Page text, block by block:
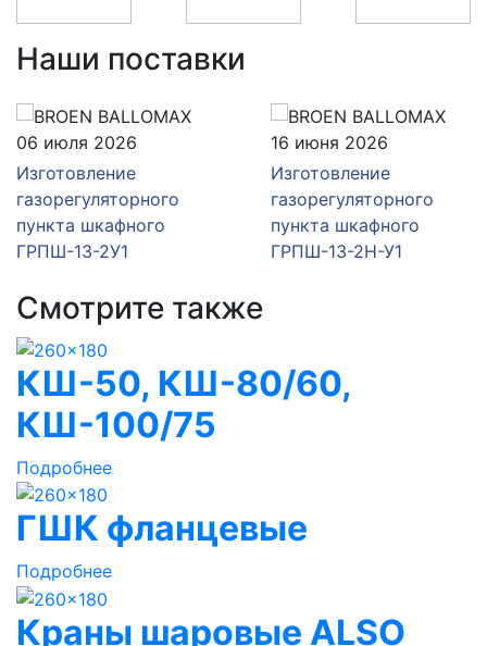
Наши поставки
06 июля 2026
Изготовление
газорегуляторного
пункта шкафного
ГРПШ-13-2У1
16 июня 2026
Изготовление
газорегуляторного
пункта шкафного
ГРПШ-13-2Н-У1
Смотрите также
КШ-50, КШ-80/60,
КШ-100/75
Подробнее
ГШК фланцевые
Подробнее
Краны шаровые ALSO